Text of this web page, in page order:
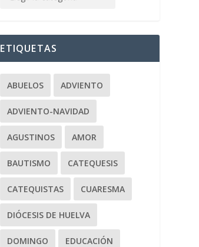
ETIQUETAS
ABUELOS ADVIENTO
ADVIENTO-NAVIDAD
AGUSTINOS AMOR
BAUTISMO CATEQUESIS
CATEQUISTAS CUARESMA
DIÓCESIS DE HUELVA
DOMINGO EDUCACIÓN